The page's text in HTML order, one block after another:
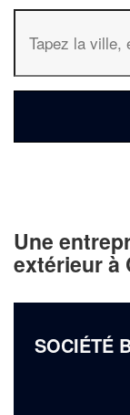
Une
extérieur à
SOCIÉTÉ